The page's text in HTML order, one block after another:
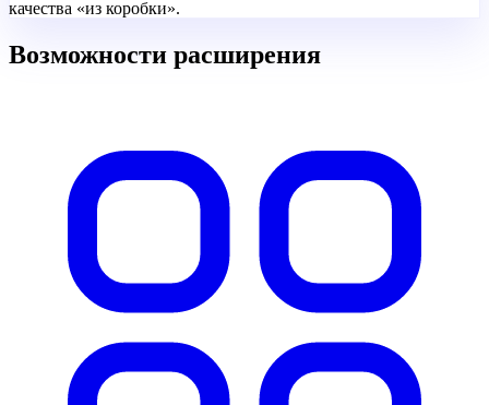
качества «из коробки».
Возможности расширения